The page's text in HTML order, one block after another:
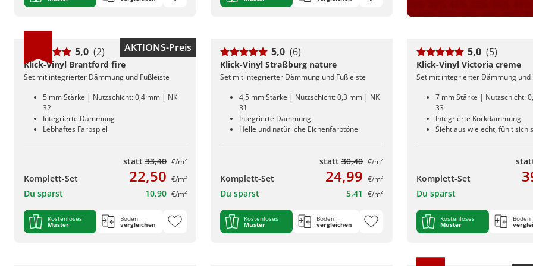
AKTIONS-Preis
5,0 (2)
Klick-Vinyl Brantford fire
Set mit integrierter Dämmung und Fußleiste
5 mm Stärke | Nutzschicht: 0,4 mm | NK
32
Integrierte Dämmung
Lebhaftes Farbspiel
statt 33,40 €/m²
Komplett-Set 22,50 €/m²
Du sparst 10,90 €/m²
Kostenloses
Muster
Boden
vergleichen
5,0 (6)
Klick-Vinyl Straßburg nature
Set mit integrierter Dämmung und Fußleiste
4,5 mm Stärke | Nutzschicht: 0,3 mm | NK
31
Integrierte Dämmung
Helle und natürliche Eichenfarbtöne
statt 30,40 €/m²
Komplett-Set 24,99 €/m²
Du sparst 5,41 €/m²
Kostenloses
Muster
Boden
vergleichen
5,0 (5)
Klick-Vinyl Victoria creme
Set mit integrierter Dämmung und
7 mm Stärke | Nutzschicht:
33
Integrierte Korkdämmung
Sieht aus wie echt, fühlt sich
Komplett-Set
Du sparst
Kostenloses
Muster
Boden